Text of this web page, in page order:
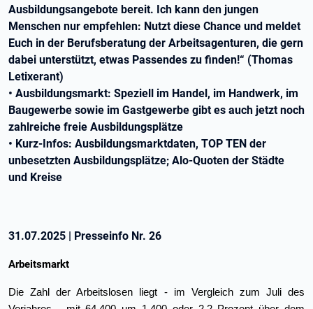
Ausbildungsangebote bereit. Ich kann den jungen
Menschen nur empfehlen: Nutzt diese Chance und meldet
Euch in der Berufsberatung der Arbeitsagenturen, die gern
dabei unterstützt, etwas Passendes zu finden!“ (Thomas
Letixerant)
• Ausbildungsmarkt: Speziell im Handel, im Handwerk, im
Baugewerbe sowie im Gastgewerbe gibt es auch jetzt noch
zahlreiche freie Ausbildungsplätze
• Kurz-Infos: Ausbildungsmarktdaten, TOP TEN der
unbesetzten Ausbildungsplätze; Alo-Quoten der Städte
und Kreise
31.07.2025 | Presseinfo Nr. 26
Arbeitsmarkt
Die Zahl der Arbeitslosen liegt - im Vergleich zum Juli des